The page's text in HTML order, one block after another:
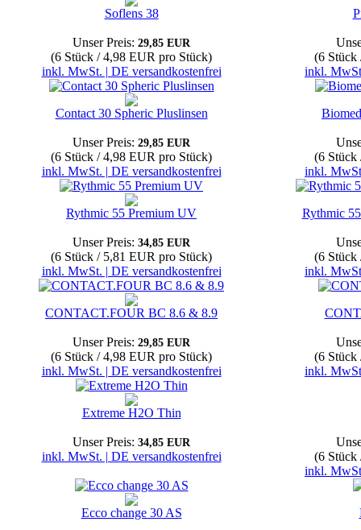
Soflens 38
Unser Preis: 29,85 EUR
(6 Stück / 4,98 EUR pro Stück)
inkl. MwSt. | DE versandkostenfrei
(6 Stück
inkl.
Contact 30 Spheric Pluslinsen
Unser Preis: 29,85 EUR
(6 Stück / 4,98 EUR pro Stück)
inkl. MwSt. | DE versandkostenfrei
(6 Stück
inkl.
Rythmic 55 Premium UV
Unser Preis: 34,85 EUR
(6 Stück / 5,81 EUR pro Stück)
inkl. MwSt. | DE versandkostenfrei
Rythmic
(6 Stück
inkl.
CONTACT.FOUR BC 8.6 & 8.9
Unser Preis: 29,85 EUR
(6 Stück / 4,98 EUR pro Stück)
inkl. MwSt. | DE versandkostenfrei
(6 Stück
inkl.
Extreme H2O Thin
Unser Preis: 34,85 EUR
inkl. MwSt. | DE versandkostenfrei
(6 Stück
inkl.
Ecco change 30 AS